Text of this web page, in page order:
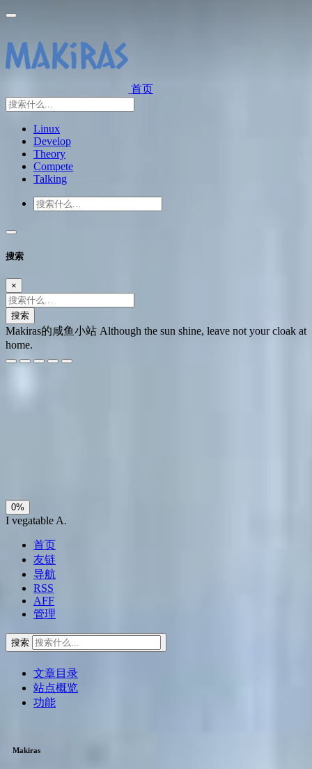
首页
Linux
Develop
Theory
Compete
Talking
搜索
×
搜索
Makiras的咸鱼小站 Although the sun shine, leave not your cloak at
home.
0%
I vegatable A.
首页
友链
导航
RSS
AFF
管理
搜索
文章目录
站点概览
功能
Makiras